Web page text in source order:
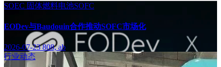
SOEC 固体燃料电池SOFC
EODev与Baudouin合作推动SOFC市场化
2026-07-23808, ab
行业动态